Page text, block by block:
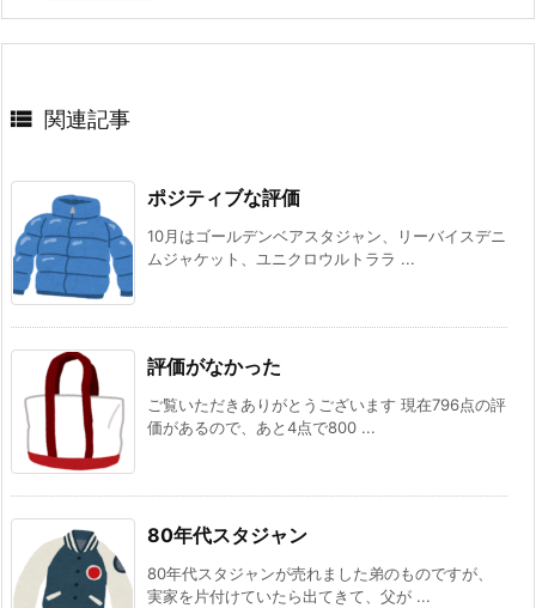
 関連記事
ポジティブな評価
10月はゴールデンベアスタジャン、リーバイスデニ
ムジャケット、ユニクロウルトララ ...
評価がなかった
ご覧いただきありがとうございます 現在796点の評
価があるので、あと4点で800 ...
80年代スタジャン
80年代スタジャンが売れました弟のものですが、
実家を片付けていたら出てきて、父が ...